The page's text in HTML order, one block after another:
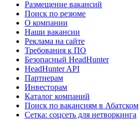
Размещение вакансий
Поиск по резюме
О компании
Наши вакансии
Реклама на сайте
Требования к ПО
Безопасный HeadHunter
HeadHunter API
Партнерам
Инвесторам
Каталог компаний
Поиск по вакансиям в Абатском
Сетка: соцсеть для нетворкинга